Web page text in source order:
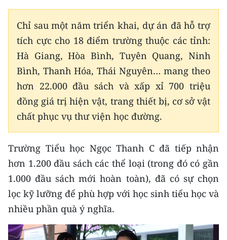
Đồng bằng sông Hồng
Bắc Trung Bộ
Duyên hải Nam Trung Bộ và Tây
Nguyên
Đông Nam Bộ
Chuyên trang Hà Nội
Chuyên trang TP. Hồ Chí Minh
CHUYÊN ĐỀ
CÁC CHUYÊN TRANG
Chỉ sau một năm triển khai, dự án đã hỗ trợ
tích cực cho 18 điểm trường thuộc các tỉnh:
Hà Giang, Hòa Bình, Tuyên Quang, Ninh
Bình, Thanh Hóa, Thái Nguyên… mang theo
hơn 22.000 đầu sách và xấp xỉ 700 triệu
đồng giá trị hiện vật, trang thiết bị, cơ sở vật
chất phục vụ thư viện học đường.
Trường Tiểu học Ngọc Thanh C đã tiếp nhận
hơn 1.200 đầu sách các thể loại (trong đó có gần
1.000 đầu sách mới hoàn toàn), đã có sự chọn
lọc kỹ lưỡng để phù hợp với học sinh tiểu học và
nhiều phần quà ý nghĩa.